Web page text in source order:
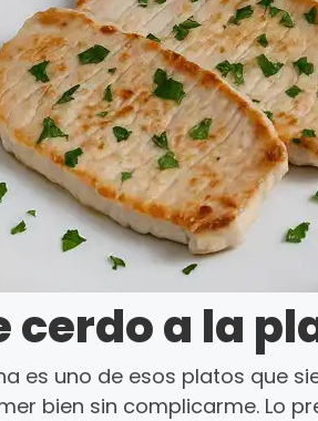
cerdo a la
es uno de esos platos que
bien sin complicarme. Lo